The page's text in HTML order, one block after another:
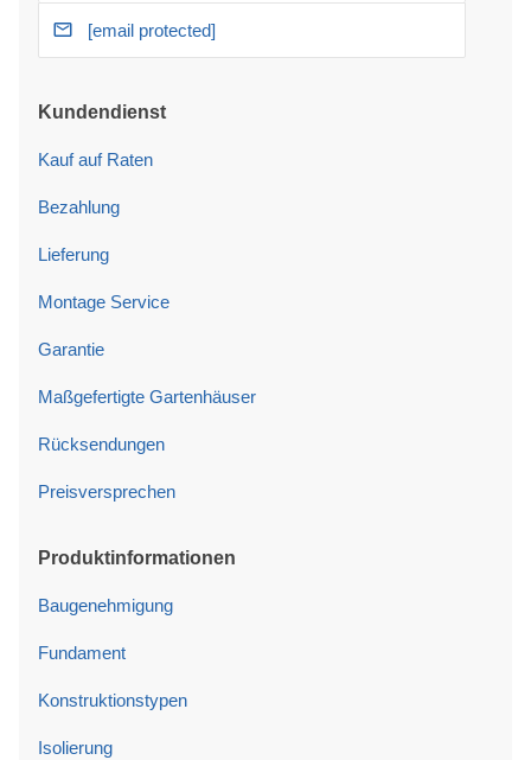
[email protected]
Kundendienst
Kauf auf Raten
Bezahlung
Lieferung
Montage Service
Garantie
Maßgefertigte Gartenhäuser
Rücksendungen
Preisversprechen
Produktinformationen
Baugenehmigung
Fundament
Konstruktionstypen
Isolierung